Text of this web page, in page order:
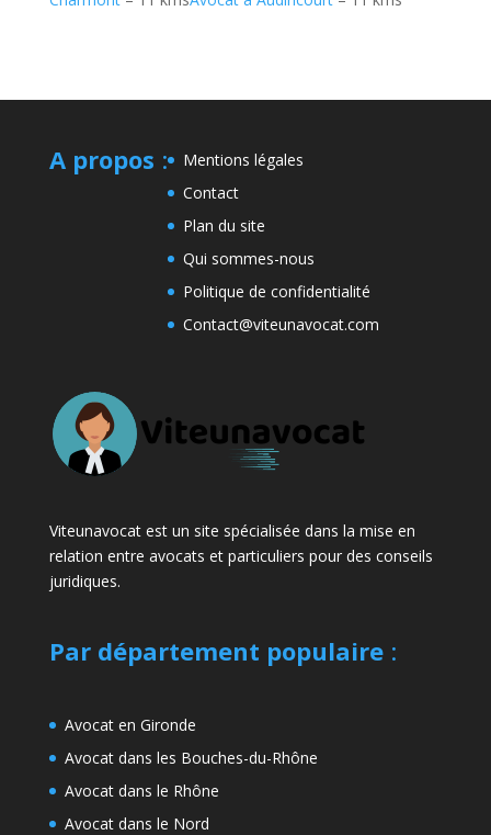
A propos :
Mentions légales
Contact
Plan du site
Qui sommes-nous
Politique de confidentialité
Contact@viteunavocat.com
Viteunavocat est un site spécialisée dans la mise en
relation entre avocats et particuliers pour des conseils
juridiques.
Par département populaire:
Avocat en Gironde
Avocat dans les Bouches-du-Rhône
Avocat dans le Rhône
Avocat dans le Nord